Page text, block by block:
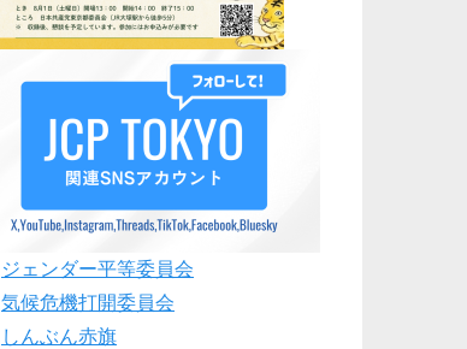
ジェンダー平等委員会
気候危機打開委員会
しんぶん赤旗